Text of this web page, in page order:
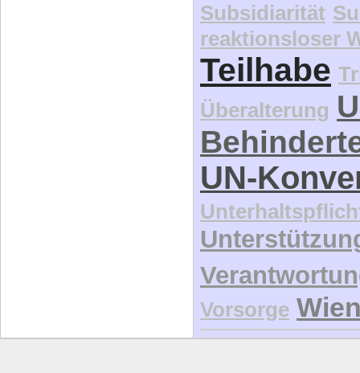
Subsidiarität
reaktionsloser
Teilhabe
Überalterung
UN-
Vorsorge